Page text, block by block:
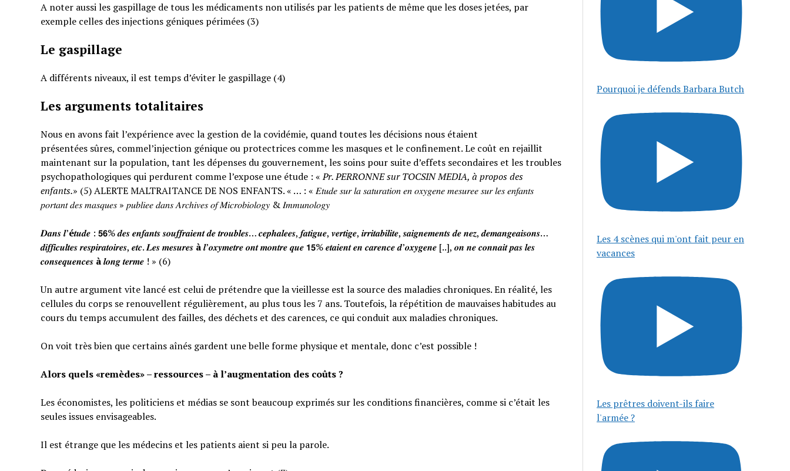
A noter aussi les gaspillage de tous les médicaments non utilisés par les patients de même que les doses jetées, par
exemple celles des injections géniques périmées (3)
Le gaspillage
A différents niveaux, il est temps d’éviter le gaspillage (4)
Les arguments totalitaires
Nous en avons fait l’expérience avec la gestion de la covidémie, quand toutes les décisions nous étaient
présentées sûres, commel’injection génique ou protectrices comme les masques et le confinement. Le coût en rejaillit
maintenant sur la population, tant les dépenses du gouvernement, les soins pour suite d’effets secondaires et les troubles
psychopathologiques qui perdurent comme l’expose une étude : «Pr. PERRONNE sur TOCSIN MEDIA, à propos des
enfants.» (5) ALERTE MALTRAITANCE DE NOS ENFANTS. « … : « 𝐸𝑡𝑢𝑑𝑒 𝑠𝑢𝑟 𝑙𝑎 𝑠𝑎𝑡𝑢𝑟𝑎𝑡𝑖𝑜𝑛 𝑒𝑛 𝑜𝑥𝑦𝑔𝑒𝑛𝑒 𝑚𝑒𝑠𝑢𝑟𝑒𝑒 𝑠𝑢𝑟 𝑙𝑒𝑠 𝑒𝑛𝑓𝑎𝑛𝑡𝑠
𝑝𝑜𝑟𝑡𝑎𝑛𝑡 𝑑𝑒𝑠 𝑚𝑎𝑠𝑞𝑢𝑒𝑠 » 𝑝𝑢𝑏𝑙𝑖𝑒𝑒 𝑑𝑎𝑛𝑠 𝐴𝑟𝑐ℎ𝑖𝑣𝑒𝑠 𝑜𝑓 𝑀𝑖𝑐𝑟𝑜𝑏𝑖𝑜𝑙𝑜𝑔𝑦 & 𝐼𝑚𝑚𝑢𝑛𝑜𝑙𝑜𝑔𝑦
𝑫𝒂𝒏𝒔 𝒍’é𝒕𝒖𝒅𝒆 : 𝟱𝟲% 𝒅𝒆𝒔 𝒆𝒏𝒇𝒂𝒏𝒕𝒔 𝒔𝒐𝒖𝒇𝒇𝒓𝒂𝒊𝒆𝒏𝒕 𝒅𝒆 𝒕𝒓𝒐𝒖𝒃𝒍𝒆𝒔… 𝒄𝒆𝒑𝒉𝒂𝒍𝒆𝒆𝒔, 𝒇𝒂𝒕𝒊𝒈𝒖𝒆, 𝒗𝒆𝒓𝒕𝒊𝒈𝒆, 𝒊𝒓𝒓𝒊𝒕𝒂𝒃𝒊𝒍𝒊𝒕𝒆, 𝒔𝒂𝒊𝒈𝒏𝒆𝒎𝒆𝒏𝒕𝒔 𝒅𝒆 𝒏𝒆𝒛, 𝒅𝒆𝒎𝒂𝒏𝒈𝒆𝒂𝒊𝒔𝒐𝒏𝒔…
𝒅𝒊𝒇𝒇𝒊𝒄𝒖𝒍𝒕𝒆𝒔 𝒓𝒆𝒔𝒑𝒊𝒓𝒂𝒕𝒐𝒊𝒓𝒆𝒔, 𝒆𝒕𝒄. 𝑳𝒆𝒔 𝒎𝒆𝒔𝒖𝒓𝒆𝒔 à𝒍’𝒐𝒙𝒚𝒎𝒆𝒕𝒓𝒆 𝒐𝒏𝒕 𝒎𝒐𝒏𝒕𝒓𝒆 𝒒𝒖𝒆 𝟭𝟱% 𝒆𝒕𝒂𝒊𝒆𝒏𝒕 𝒆𝒏 𝒄𝒂𝒓𝒆𝒏𝒄𝒆 𝒅’𝒐𝒙𝒚𝒈𝒆𝒏𝒆 [..], 𝒐𝒏 𝒏𝒆 𝒄𝒐𝒏𝒏𝒂𝒊𝒕 𝒑𝒂𝒔 𝒍𝒆𝒔
𝒄𝒐𝒏𝒔𝒆𝒒𝒖𝒆𝒏𝒄𝒆𝒔 à𝒍𝒐𝒏𝒈 𝒕𝒆𝒓𝒎𝒆 ! » (6)
Un autre argument vite lancé est celui de prétendre que la vieillesse est la source des maladies chroniques. En réalité, les
cellules du corps se renouvellent régulièrement, au plus tous les 7 ans. Toutefois, la répétition de mauvaises habitudes au
cours du temps accumulent des failles, des déchets et des carences, ce qui conduit aux maladies chroniques.
On voit très bien que certains aînés gardent une belle forme physique et mentale, donc c’est possible !
Alors quels «remèdes» – ressources – à l’augmentation des coûts ?
Les économistes, les politiciens et médias se sont beaucoup exprimés sur les conditions financières, comme si c’était les
seules issues envisageables.
Il est étrange que les médecins et les patients aient si peu la parole.
Pourquoi je défends Barbara Butch
Les 4 scènes qui m'ont fait peur en
vacances
Les prêtres doivent-ils faire
l'armée ?